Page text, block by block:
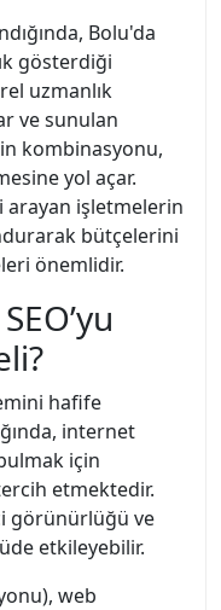
Bolu'da
gösterdiği
uzmanlık
ve sunulan
kombinasyonu,
yol açar.
arayan işletmelerin
bütçelerini
önemlidir.
hafife
internet
için
etmektedir.
görünürlüğü ve
etkileyebilir.
web